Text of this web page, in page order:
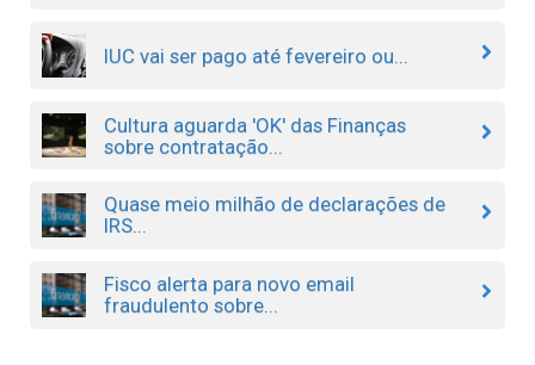
IUC vai ser pago até fevereiro ou...
Cultura aguarda 'OK' das Finanças
sobre contratação...
Quase meio milhão de declarações de
IRS...
Fisco alerta para novo email
fraudulento sobre...